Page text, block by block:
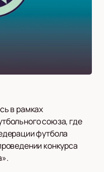
в рамках
союза, где
футбола
конкурса